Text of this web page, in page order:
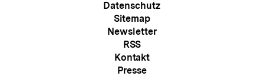
Navigation
Datenschutz
Sitemap
Newsletter
RSS
Kontakt
Presse